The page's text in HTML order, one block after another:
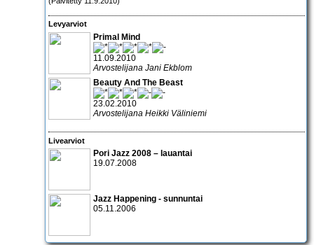
Levyarviot
Primal Mind
11.09.2010
Arvostelijana Jani Ekblom
Beauty And The Beast
23.02.2010
Arvostelijana Heikki Väliniemi
Livearviot
Pori Jazz 2008 – lauantai
19.07.2008
Jazz Happening - sunnuntai
05.11.2006